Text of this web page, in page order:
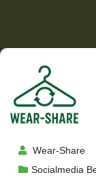
Wear-Share
Socialmedia